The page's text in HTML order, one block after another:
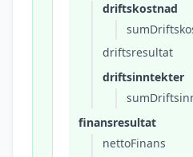
driftskostnad
driftsresultat
driftsinntekter
finansresultat
nettoFinans